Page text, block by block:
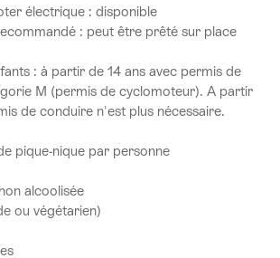
électrique : disponible
: peut être prêté sur place
: à partir de 14 ans avec permis de
M (permis de cyclomoteur). A partir
de conduire n'est plus nécessaire.
pique-nique par personne
alcoolisée
ou végétarien)